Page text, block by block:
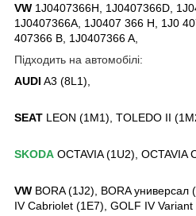
VW 1J0407366H, 1J0407366D,
1J0407366A, 1J0407 366 H, 1J0
407366 B, 1J0407366 A,
Підходить на автомобілі:
AUDI A3 (8L1),
SEAT LEON (1M1), TOLEDO II
SKODA OCTAVIA (1U2), OCTAVIA
VW BORA (1J2), BORA
IV Cabriolet (1E7), GOLF IV Variant